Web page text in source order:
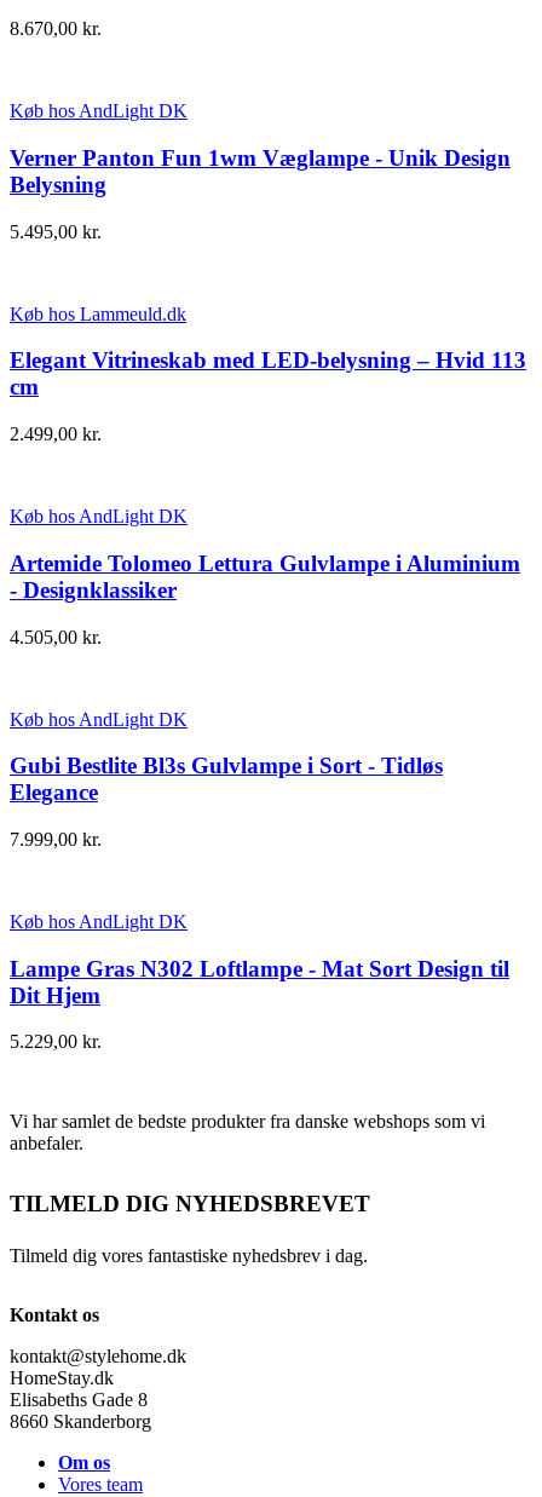
8.670,00 kr.
Køb hos AndLight DK
Verner Panton Fun 1wm Væglampe - Unik Design
Belysning
5.495,00 kr.
Køb hos Lammeuld.dk
Elegant Vitrineskab med LED-belysning – Hvid 113
cm
2.499,00 kr.
Køb hos AndLight DK
Artemide Tolomeo Lettura Gulvlampe i Aluminium
- Designklassiker
4.505,00 kr.
Køb hos AndLight DK
Gubi Bestlite Bl3s Gulvlampe i Sort - Tidløs
Elegance
7.999,00 kr.
Køb hos AndLight DK
Lampe Gras N302 Loftlampe - Mat Sort Design til
Dit Hjem
5.229,00 kr.
Vi har samlet de bedste produkter fra danske webshops som vi
anbefaler.
TILMELD DIG NYHEDSBREVET
Tilmeld dig vores fantastiske nyhedsbrev i dag.
Kontakt os
kontakt@stylehome.dk
HomeStay.dk
Elisabeths Gade 8
8660 Skanderborg
Om os
Vores team